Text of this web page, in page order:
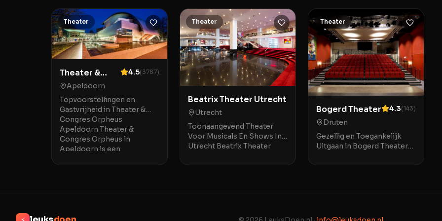
Theater
Theater &
Congres
Orpheus
4.5(3787)
Apeldoorn
Topvoorstellingen en
Gastvrijheid in Theater &
Congres Orpheus
Apeldoorn Theater &
Congres Orpheus in
Apeldoorn is een
Theater
Beatrix Theater Utrecht
Utrecht
Toonaangevend Theater
Voor Musicals En Shows In
Utrecht Beatrix Theater
Jaarbeursplein 6A, op een
Theater
Bogerd Theater 4.3(143)
Druten
Gezellig en Toegankelijk
Uitgaan in Bogerd Theater
Druten biedt een warme en